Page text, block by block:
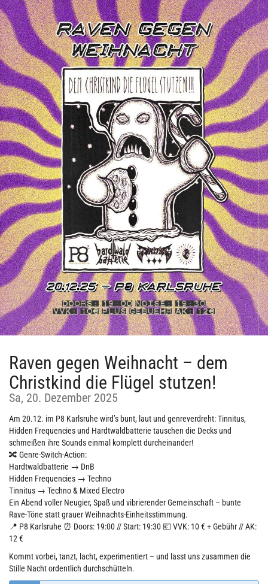
Zum
Haupt-
Inhalt
springen
Raven gegen Weihnacht – dem
Christkind die Flügel stutzen!
Sa, 20. Dezember 2025
Am 20.12. im P8 Karlsruhe wird’s bunt, laut und genreverdreht: Tinnitus,
Hidden Frequencies und Hardtwaldbatterie tauschen die Decks und
schmeißen ihre Sounds einmal komplett durcheinander!
🔀 Genre-Switch-Action:
Hardtwaldbatterie → DnB
Hidden Frequencies → Techno
Tinnitus → Techno & Mixed Electro
Ein Abend voller Neugier, Spaß und vibrierender Gemeinschaft – bunte
Rave-Töne statt grauer Weihnachts-Einheitsstimmung.
📍 P8 Karlsruhe ⏰ Doors: 19:00 // Start: 19:30 💶 VVK: 10 € + Gebühr // AK:
12 €
Kommt vorbei, tanzt, lacht, experimentiert – und lasst uns zusammen die
Stille Nacht ordentlich durchschütteln.